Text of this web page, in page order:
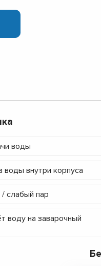
воды
воды внутри корпуса
слабый пар
воду на заварочный